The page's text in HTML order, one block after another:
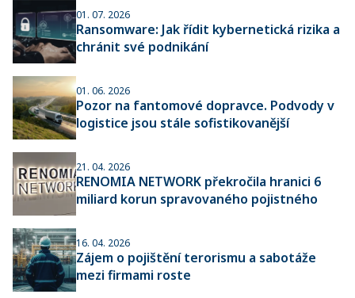
01. 07. 2026
Ransomware: Jak řídit kybernetická rizika a
chránit své podnikání
01. 06. 2026
Pozor na fantomové dopravce. Podvody v
logistice jsou stále sofistikovanější
21. 04. 2026
RENOMIA NETWORK překročila hranici 6
miliard korun spravovaného pojistného
16. 04. 2026
Zájem o pojištění terorismu a sabotáže
mezi firmami roste